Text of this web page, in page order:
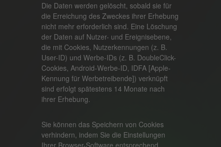
Die Daten werden gelöscht, sobald sie für
die Erreichung des Zweckes ihrer Erhebung
nicht mehr erforderlich sind. Eine Löschung
der Daten auf Nutzer- und Ereignisebene,
die mit Cookies, Nutzerkennungen (z. B.
User-ID) und Werbe-IDs (z. B. DoubleClick-
Cookies, Android-Werbe-ID, IDFA [Apple-
Kennung für Werbetreibende]) verknüpft
sind erfolgt spätestens 14 Monate nach
ihrer Erhebung.
Sie können das Speichern von Cookies
verhindern, indem Sie die Einstellungen
Ihrer Browser-Software entsprechend